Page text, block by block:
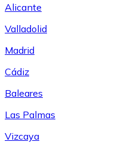
Alicante
Valladolid
Madrid
Cádiz
Baleares
Las Palmas
Vizcaya